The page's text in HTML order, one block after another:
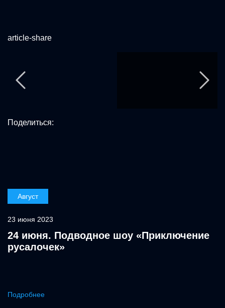
article-share
Поделиться:
Август
23 июня 2023
24 июня. Подводное шоу «Приключение
русалочек»
Подробнее